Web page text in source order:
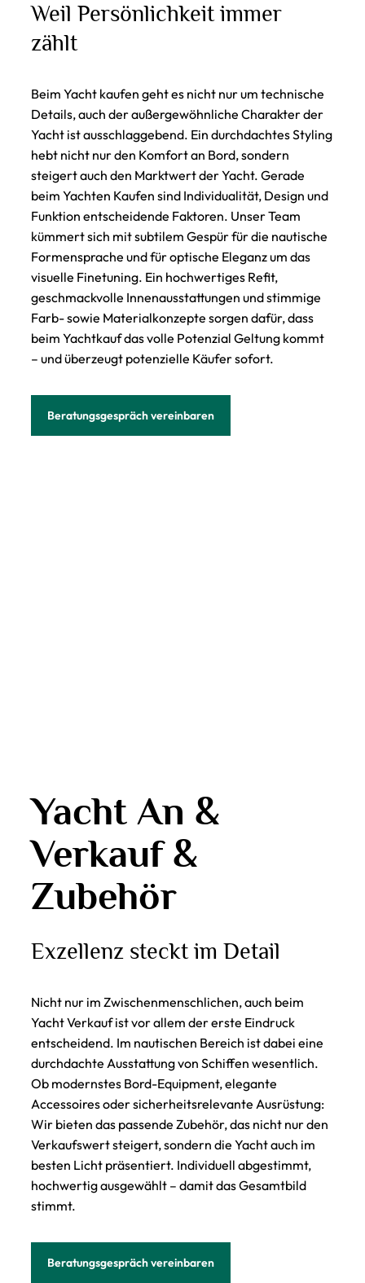
Weil Persönlichkeit immer
zählt
Beim Yacht kaufen geht es nicht nur um technische
Details, auch der außergewöhnliche Charakter der
Yacht ist ausschlaggebend. Ein durchdachtes Styling
hebt nicht nur den Komfort an Bord, sondern
steigert auch den Marktwert der Yacht. Gerade
beim Yachten Kaufen sind Individualität, Design und
Funktion entscheidende Faktoren. Unser Team
kümmert sich mit subtilem Gespür für die nautische
Formensprache und für optische Eleganz um das
visuelle Finetuning. Ein hochwertiges Refit,
geschmackvolle Innenausstattungen und stimmige
Farb- sowie Materialkonzepte sorgen dafür, dass
beim Yachtkauf das volle Potenzial Geltung kommt
– und überzeugt potenzielle Käufer sofort.
Beratungsgespräch vereinbaren
Yacht An &
Verkauf &
Zubehör
Exzellenz steckt im Detail
Nicht nur im Zwischenmenschlichen, auch beim
Yacht Verkauf ist vor allem der erste Eindruck
entscheidend. Im nautischen Bereich ist dabei eine
durchdachte Ausstattung von Schiffen wesentlich.
Ob modernstes Bord-Equipment, elegante
Accessoires oder sicherheitsrelevante Ausrüstung:
Wir bieten das passende Zubehör, das nicht nur den
Verkaufswert steigert, sondern die Yacht auch im
besten Licht präsentiert. Individuell abgestimmt,
hochwertig ausgewählt – damit das Gesamtbild
stimmt.
Beratungsgespräch vereinbaren